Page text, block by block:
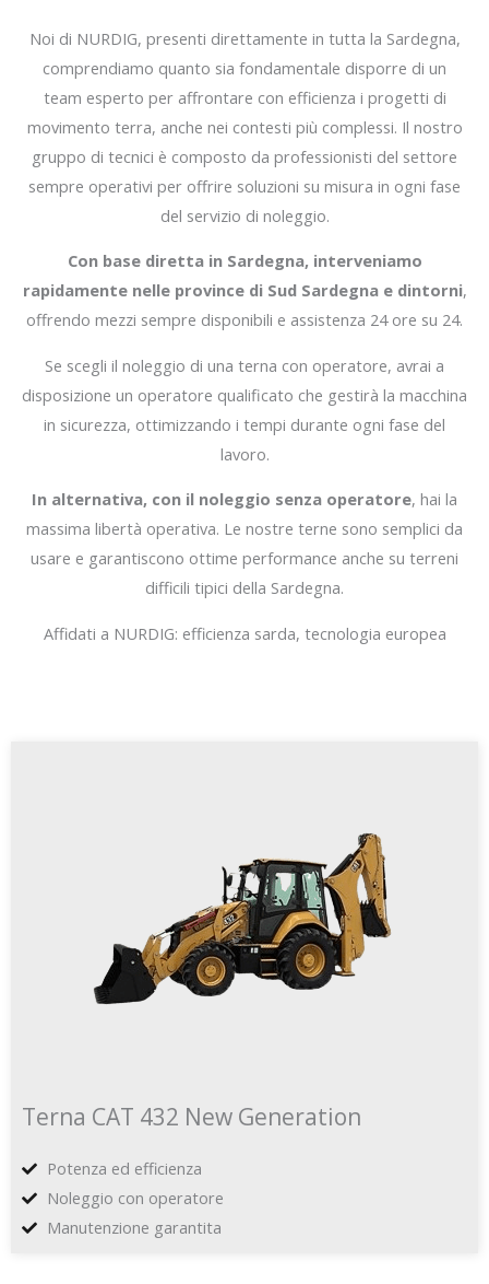
Noi di NURDIG, presenti direttamente in tutta la Sardegna,
comprendiamo quanto sia fondamentale disporre di un
team esperto per affrontare con efficienza i progetti di
movimento terra, anche nei contesti più complessi. Il nostro
gruppo di tecnici è composto da professionisti del settore
sempre operativi per offrire soluzioni su misura in ogni fase
del servizio di noleggio.
Con base diretta in Sardegna, interveniamo
rapidamente nelle province di Sud Sardegna e dintorni,
offrendo mezzi sempre disponibili e assistenza 24 ore su 24.
Se scegli il noleggio di una terna con operatore, avrai a
disposizione un operatore qualificato che gestirà la macchina
in sicurezza, ottimizzando i tempi durante ogni fase del
lavoro.
In alternativa, con il noleggio senza operatore, hai la
massima libertà operativa. Le nostre terne sono semplici da
usare e garantiscono ottime performance anche su terreni
difficili tipici della Sardegna.
Affidati a NURDIG: efficienza sarda, tecnologia europea
Terna CAT 432 New Generation
Potenza ed efficienza
Noleggio con operatore
Manutenzione garantita